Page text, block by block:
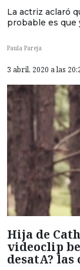
La actriz aclaró
probable es que
Paula Pareja
3 abril, 2020 a las
Hija de
videoclip
desatA?